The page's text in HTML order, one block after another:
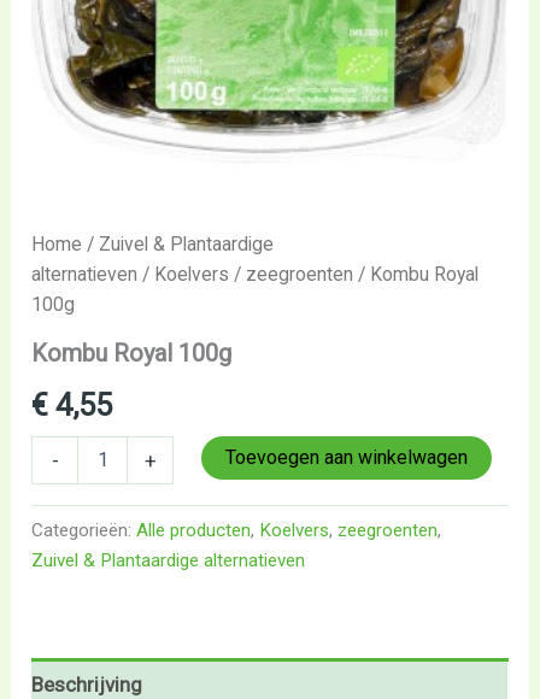
Home / Zuivel & Plantaardige
alternatieven / Koelvers / zeegroenten / Kombu Royal
100g
Kombu Royal 100g
€ 4,55
- + Toevoegen aan winkelwagen
Categorieën:Alle producten, Koelvers, zeegroenten,
Zuivel & Plantaardige alternatieven
Beschrijving